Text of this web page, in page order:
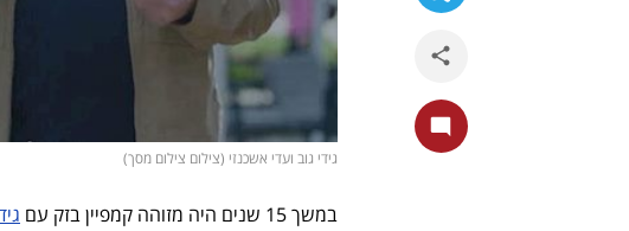
גידי גוב ועדי אשכנזי (צילום צילום מסך)
במשך 15 שנים היה מזוהה קמפיין בזק עם